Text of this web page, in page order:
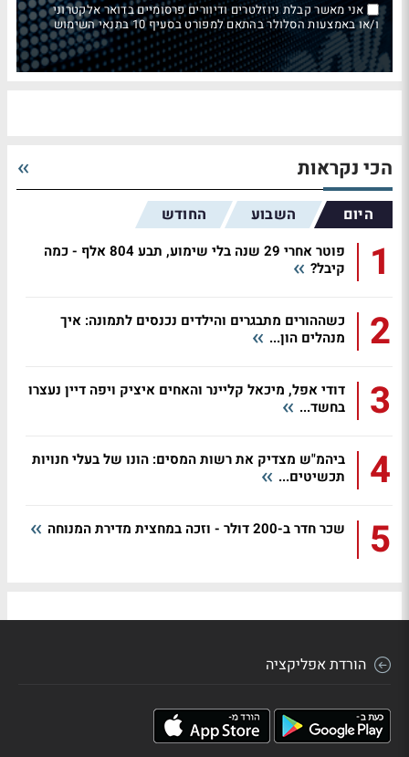
אני מאשר קבלת ניוזלטרים ודיוורים פרסומיים בדואר אלקטרוני
ו/או באמצעות הסלולר בהתאם למפורט בסעיף 10 בתנאי השימוש
הכי נקראות
היום השבוע החודש
1
פוטר אחרי 29 שנה בלי שימוע, תבע 804 אלף - כמה
קיבל?
2
כשההורים מתבגרים והילדים נכנסים לתמונה: איך
מנהלים הון...
3
דודי אפל, מיכאל קליינר והאחים איציק ויפה דיין נעצרו
בחשד...
4
ביהמ"ש מצדיק את רשות המסים: הונו של בעלי חנויות
תכשיטים...
5 שכר חדר ב-200 דולר - וזכה במחצית מדירת המנוחה
הורדת אפליקציה